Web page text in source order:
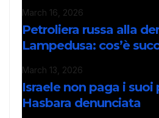
March 16, 2026
Petroliera russa alla
Lampedusa: cos’è
March 13, 2026
Israele non paga i
Hasbara denunciata